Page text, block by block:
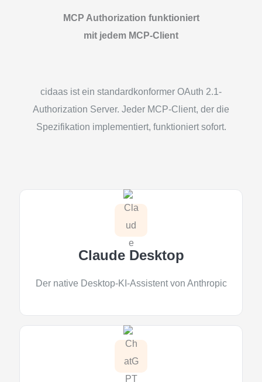
MCP Authorization funktioniert
mit jedem MCP-Client
cidaas ist ein standardkonformer OAuth 2.1-
Authorization Server. Jeder MCP-Client, der die
Spezifikation implementiert, funktioniert sofort.
Claude Desktop
Der native Desktop-KI-Assistent von Anthropic